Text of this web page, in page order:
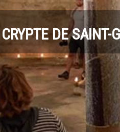
CRYPTE DE